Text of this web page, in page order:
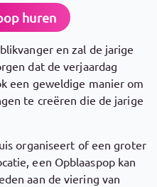
huren
en zal de jarige
dat de verjaardag
een geweldige manier om
te creëren die de jarige
organiseert of een groter
een Opblaaspop kan
aan de viering van